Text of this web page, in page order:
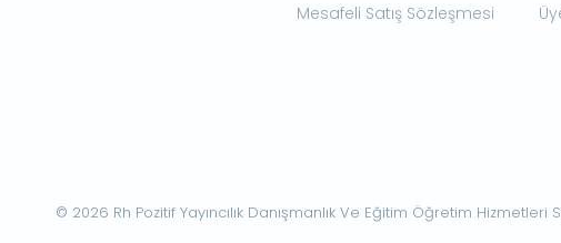
Mesafeli Satış Sözleşmesi
© 2026 Rh Pozitif Yayıncılık Danışmanlık Ve Eğitim Öğretim Hizmetleri